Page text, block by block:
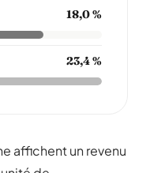
18,0 %
23,4 %
affichent un revenu